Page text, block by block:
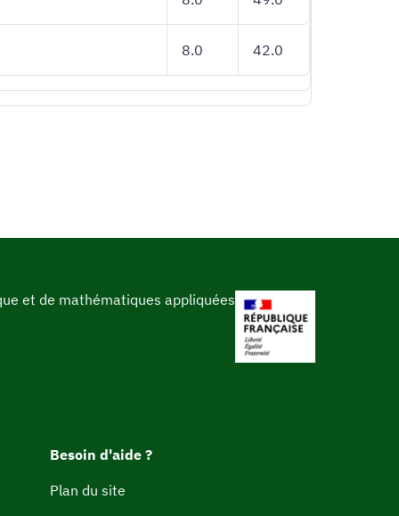
8.0 42.0
et de mathématiques appliquées
Besoin d'aide ?
Plan du site